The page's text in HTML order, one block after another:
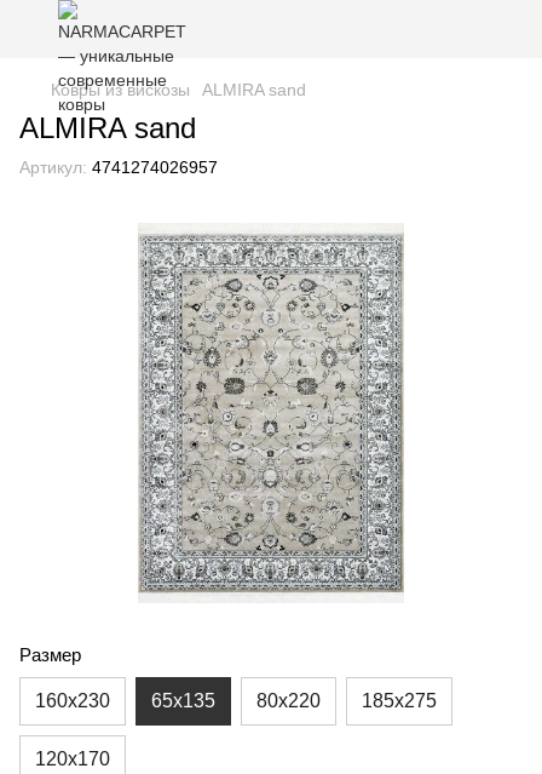
Ковры из вискозы ALMIRA sand
ALMIRA sand
Артикул: 4741274026957
Размер
160x230 65x135 80x220 185x275
120x170